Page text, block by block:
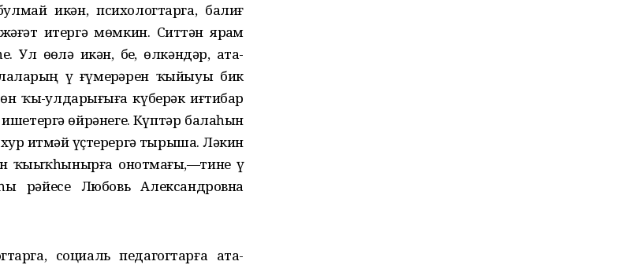
икән, психологтарга, балиғ
итергә мөмкин. Ситтән ярҙам
өҙөлә икән, беҙ, өлкәндәр, ата-
үҙ ғүмерҙәрен ҡыйыуы бик
улдарығыҙға күберәк иғтибар
өйрәнегеҙ. Күптәр балаһын
итмәй үҫтерергә тырыша. Ләкин
онотмағыҙ,—тине үҙ
рәйесе Любовь Александровна
социаль педагогтарға ата-